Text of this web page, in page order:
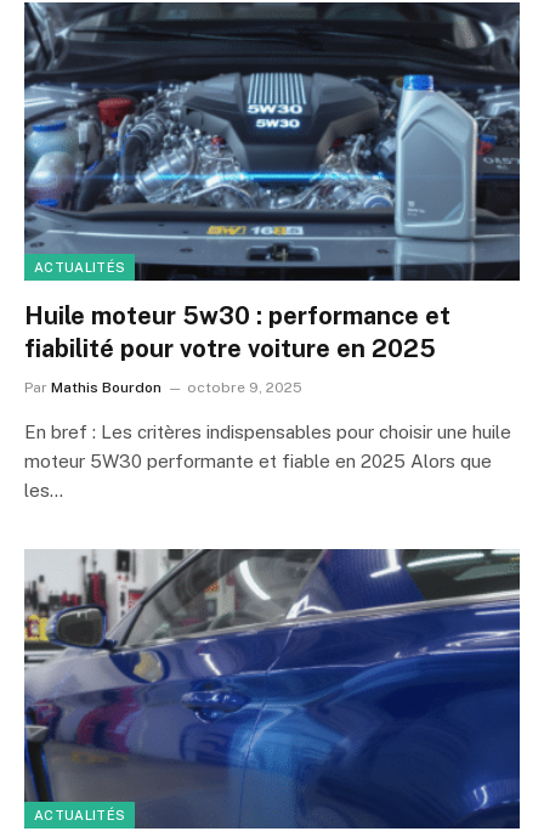
ACTUALITÉS
Huile moteur 5w30 : performance et
fiabilité pour votre voiture en 2025
Par Mathis Bourdon octobre 9, 2025
En bref : Les critères indispensables pour choisir une huile
moteur 5W30 performante et fiable en 2025 Alors que
les…
ACTUALITÉS